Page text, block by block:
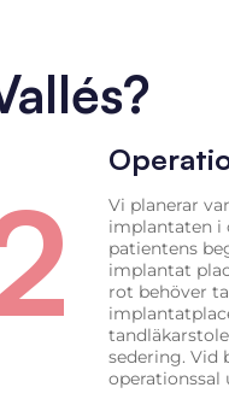
Vi planerar
implantaten i
patientens
implantat
rot behöver
sedering. Vid
operationssal